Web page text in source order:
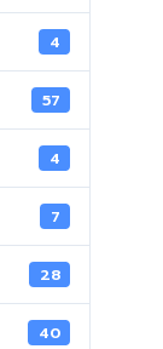
4
57
4
7
28
40